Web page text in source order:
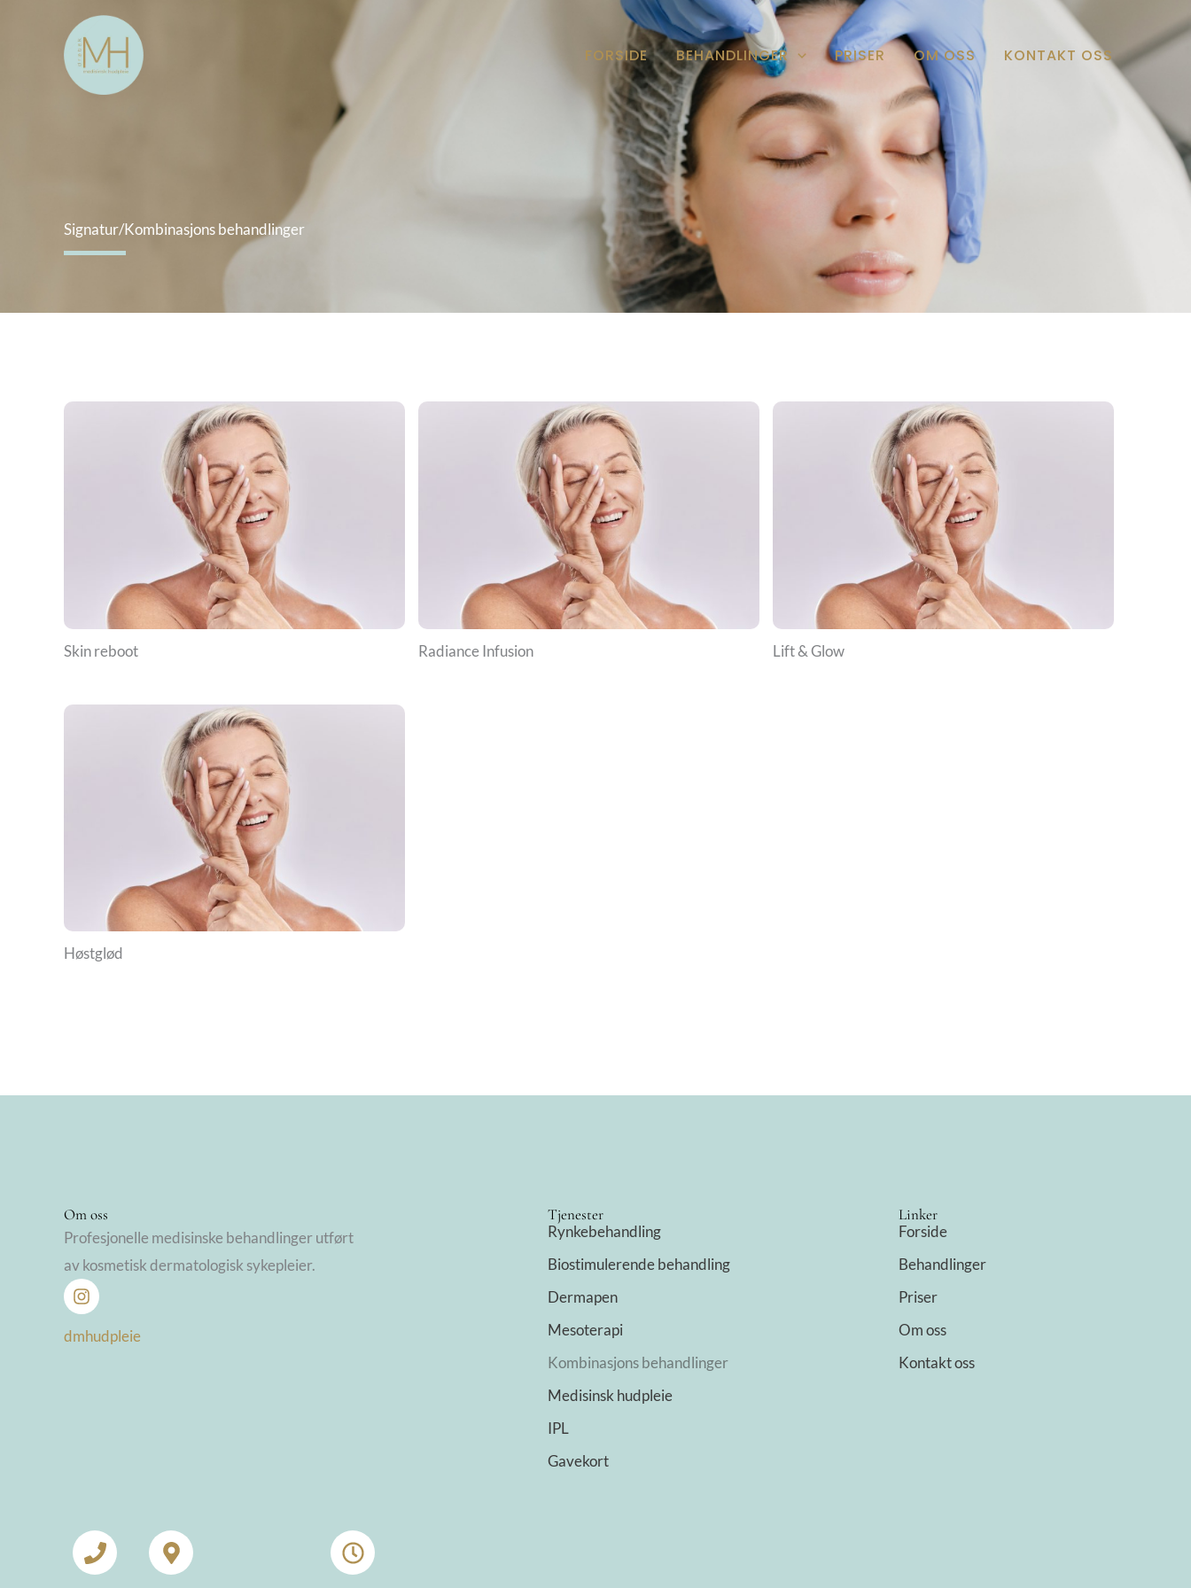
FORSIDE BEHANDLINGER PRISER OM OSS KONTAKT OSS
Signatur/Kombinasjons behandlinger
Skin reboot Radiance Infusion Lift & Glow
Høstglød
Om oss
Profesjonelle medisinske behandlinger utført
av kosmetisk dermatologisk sykepleier.
dmhudpleie
Tjenester
Rynkebehandling
Biostimulerende behandling
Dermapen
Mesoterapi
Kombinasjons behandlinger
Medisinsk hudpleie
IPL
Gavekort
Linker
Forside
Behandlinger
Priser
Om oss
Kontakt oss